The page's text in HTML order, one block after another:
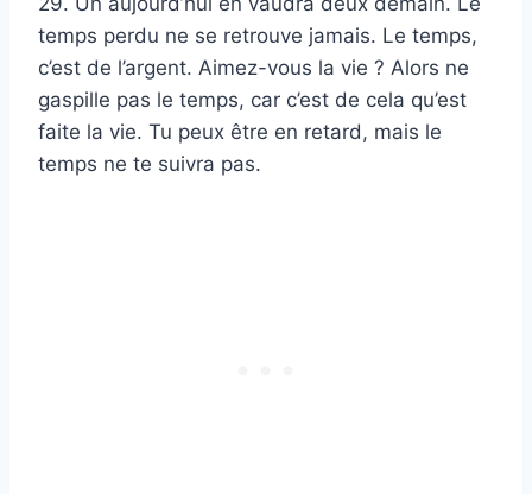
temps perdu ne se retrouve jamais. Le temps,
c’est de l’argent. Aimez-vous la vie ? Alors ne
gaspille pas le temps, car c’est de cela qu’est
faite la vie. Tu peux être en retard, mais le
temps ne te suivra pas.